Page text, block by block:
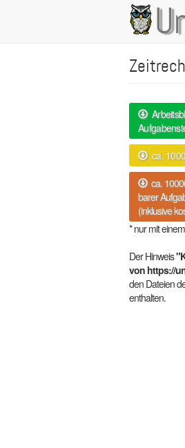
Main
ca.
ca.
barer
(inklusive
* nur mit
Der Hinweis
von https://
den Dateien
enthalten.